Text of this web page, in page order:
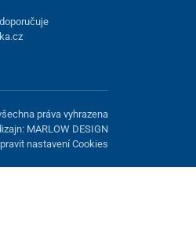
práva vyhrazena
MARLOW DESIGN
nastavení Cookies